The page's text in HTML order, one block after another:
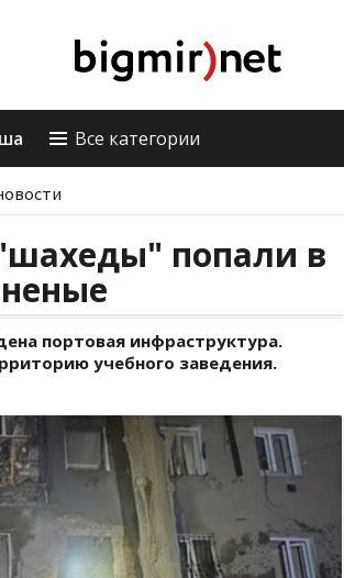
Все категории
попали в
портовая инфраструктура.
учебного заведения.